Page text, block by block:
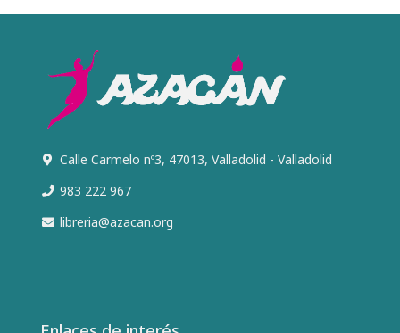
Calle Carmelo nº3, 47013, Valladolid - Valladolid
983 222 967
libreria@azacan.org